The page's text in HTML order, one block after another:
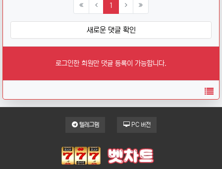
1 (current)
새로운 댓글 확인
로그인한 회원만 댓글 등록이 가능합니다.
목
텔레그램 PC 버전